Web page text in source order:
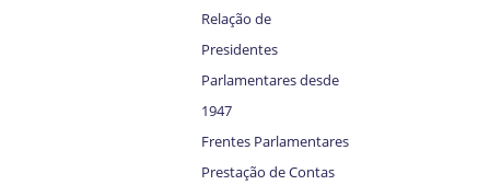
Relação de
Presidentes
Parlamentares desde
1947
Frentes Parlamentares
Prestação de Contas